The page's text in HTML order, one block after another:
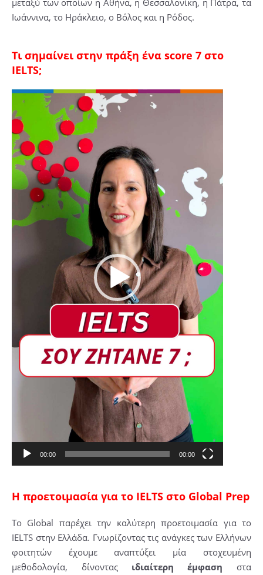
μεταξύ των οποίων η Αθήνα, η Θεσσαλονίκη, η Πάτρα, τα
Ιωάννινα, το Ηράκλειο, ο Βόλος και η Ρόδος.
Τι σημαίνει στην πράξη ένα score 7 στο
IELTS;
Video
Player
00:00 00:00
Η προετοιμασία για το IELTS στο Global Prep
Το Global παρέχει την καλύτερη προετοιμασία για το
IELTS στην Ελλάδα. Γνωρίζοντας τις ανάγκες των Ελλήνων
φοιτητών έχουμε αναπτύξει μία στοχευμένη
μεθοδολογία, δίνοντας ιδιαίτερη έμφαση στα